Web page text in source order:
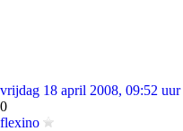
vrijdag 18 april 2008, 09:52 uur
0
flexino